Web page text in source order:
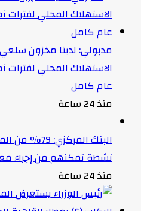
مدبولي: لدينا مخزون
الاستهلاك المحلي
عام كامل
منذ 24 ساعة
البنك
نشطة تمكنهم من إجراء
منذ 24 ساعة